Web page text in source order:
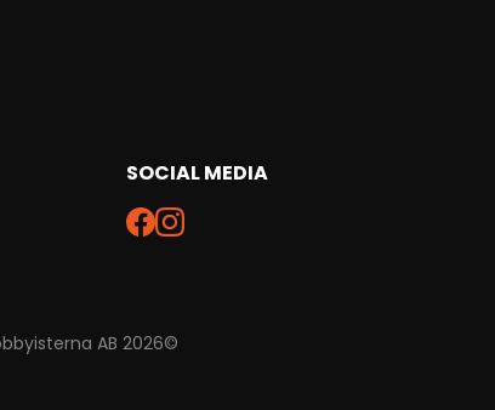
SOCIAL MEDIA
AB 2026©